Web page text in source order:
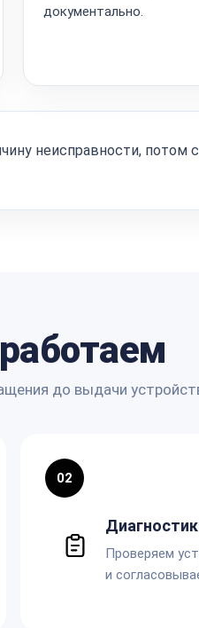
документально.
неисправности, потом
до выдачи
02
Проверяем
и